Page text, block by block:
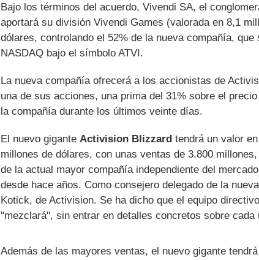
Bajo los términos del acuerdo, Vivendi SA, el
aportará su división Vivendi Games (valorada en 8,1
dólares, controlando el 52% de la nueva compañía, que
NASDAQ bajo el símbolo ATVI.
La nueva compañía ofrecerá a los accionistas de
una de sus acciones, una prima del 31% sobre el
la compañía durante los últimos veinte días.
El nuevo gigante Activision Blizzard tendrá un valor
millones de dólares, con unas ventas de 3.800
de la actual mayor compañía independiente del
desde hace años. Como consejero delegado de la
Kotick, de Activision. Se ha dicho que el equipo
"mezclará", sin entrar en detalles concretos sobre cada
Además de las mayores ventas, el nuevo gigante